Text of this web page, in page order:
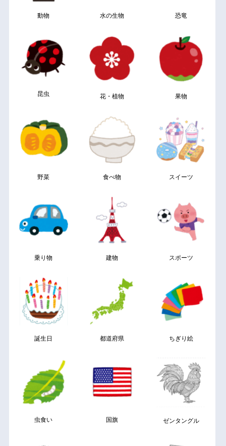
動物 水の生物 恐竜
昆虫 花・植物 果物
野菜 食べ物 スイーツ
乗り物 建物 スポーツ
誕生日 都道府県 ちぎり絵
虫食い 国旗 ゼンタングル